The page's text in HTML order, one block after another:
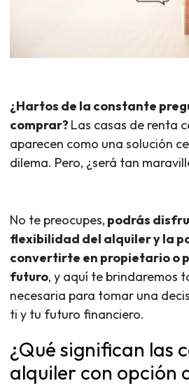
¿Hartos de la constante
comprar? Las casas de renta
aparecen como una solución
dilema. Pero, ¿será tan
No te preocupes, podrás
flexibilidad del alquiler y la
convertirte en propietario o
futuro, y aquí te brindaremos
necesaria para tomar una
ti y tu futuro financiero.
¿Qué significan las
alquiler con opción